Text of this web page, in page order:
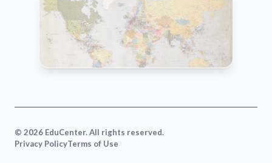
© 2026 EduCenter. All rights reserved.
Privacy PolicyTerms of Use